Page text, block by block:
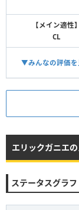
【メイン適性】
CL
▼みんなの評価を
エリックガニエ
ステータスグラフ